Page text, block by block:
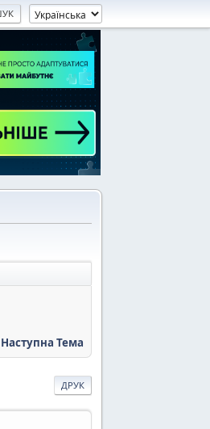
Наступна Тема
ДРУК